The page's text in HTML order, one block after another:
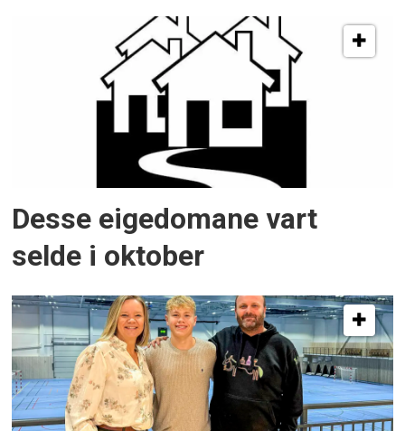
Desse eigedomane vart
selde i oktober